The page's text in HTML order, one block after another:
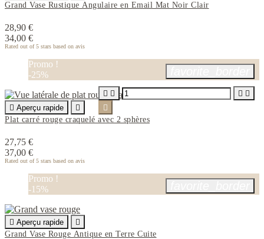
Grand Vase Rustique Angulaire en Email Mat Noir Clair
28,90 €
34,00 €
Rated out of 5 stars based on avis
Promo !
-25%
 Aperçu rapide

Plat carré rouge craquelé avec 2 sphères
27,75 €
37,00 €
Rated out of 5 stars based on avis
   

Promo !
-15%
 Aperçu rapide

Grand Vase Rouge Antique en Terre Cuite